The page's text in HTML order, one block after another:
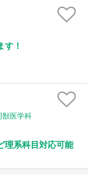
す！
獣医学科
理系科目対応可能